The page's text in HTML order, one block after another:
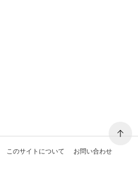
このサイトについて お問い合わせ